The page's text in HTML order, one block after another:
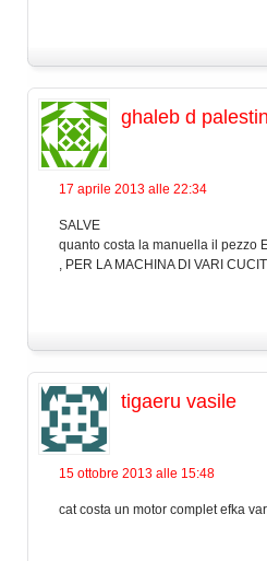
ghaleb d
17 aprile 2013 alle 22:34
SALVE
quanto costa la manuella il pezzo
, PER LA MACHINA DI VARI
tigaeru vasile
15 ottobre 2013 alle 15:48
cat costa un motor complet efka